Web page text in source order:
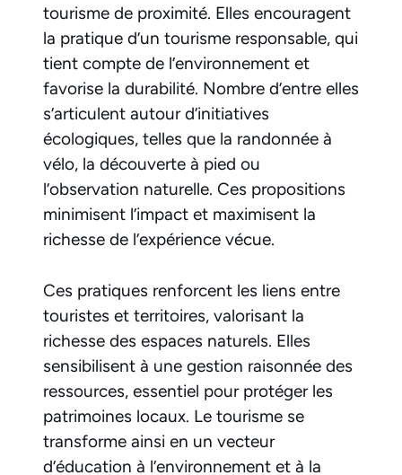
tourisme de proximité. Elles encouragent
la pratique d’un tourisme responsable, qui
tient compte de l’environnement et
favorise la durabilité. Nombre d’entre elles
s’articulent autour d’initiatives
écologiques, telles que la randonnée à
vélo, la découverte à pied ou
l’observation naturelle. Ces propositions
minimisent l’impact et maximisent la
richesse de l’expérience vécue.
Ces pratiques renforcent les liens entre
touristes et territoires, valorisant la
richesse des espaces naturels. Elles
sensibilisent à une gestion raisonnée des
ressources, essentiel pour protéger les
patrimoines locaux. Le tourisme se
transforme ainsi en un vecteur
d’éducation à l’environnement et à la